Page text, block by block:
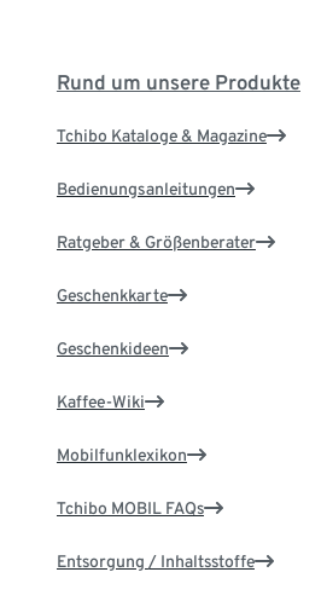
Rund um unsere Produkte
Tchibo Kataloge & Magazine
Bedienungsanleitungen
Ratgeber & Größenberater
Geschenkkarte
Geschenkideen
Kaffee-Wiki
Mobilfunklexikon
Tchibo MOBIL FAQs
Entsorgung / Inhaltsstoffe